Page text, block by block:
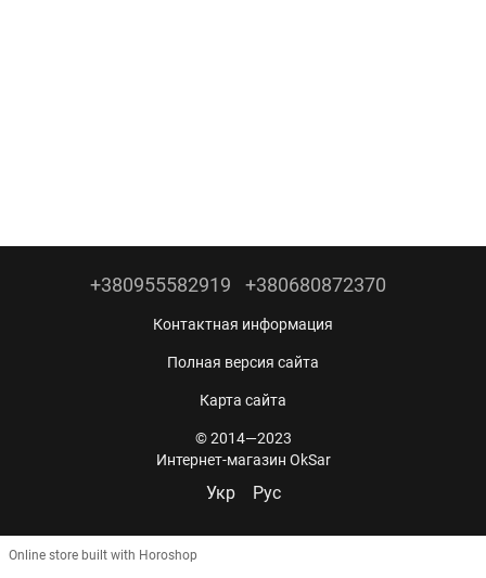
+380955582919 +380680872370
Контактная информация
Полная версия сайта
Карта сайта
© 2014—2023
Интернет-магазин OkSar
Укр Рус
Online store built with Horoshop